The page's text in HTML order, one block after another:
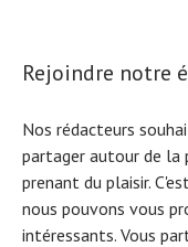
Rejoindre notre
Nos rédacteurs
partager autour de la
prenant du plaisir.
nous pouvons vous
intéressants. Vous